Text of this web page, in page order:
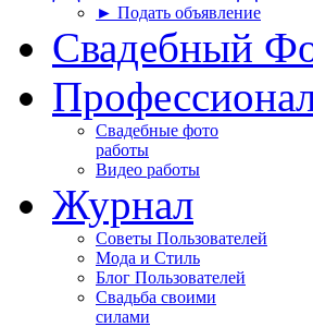
► Подать объявление
Свадебный
Свадебные фото
работы
Видео работы
Журнал
Советы Пользователей
Мода и Стиль
Блог Пользователей
Свадьба своими
силами